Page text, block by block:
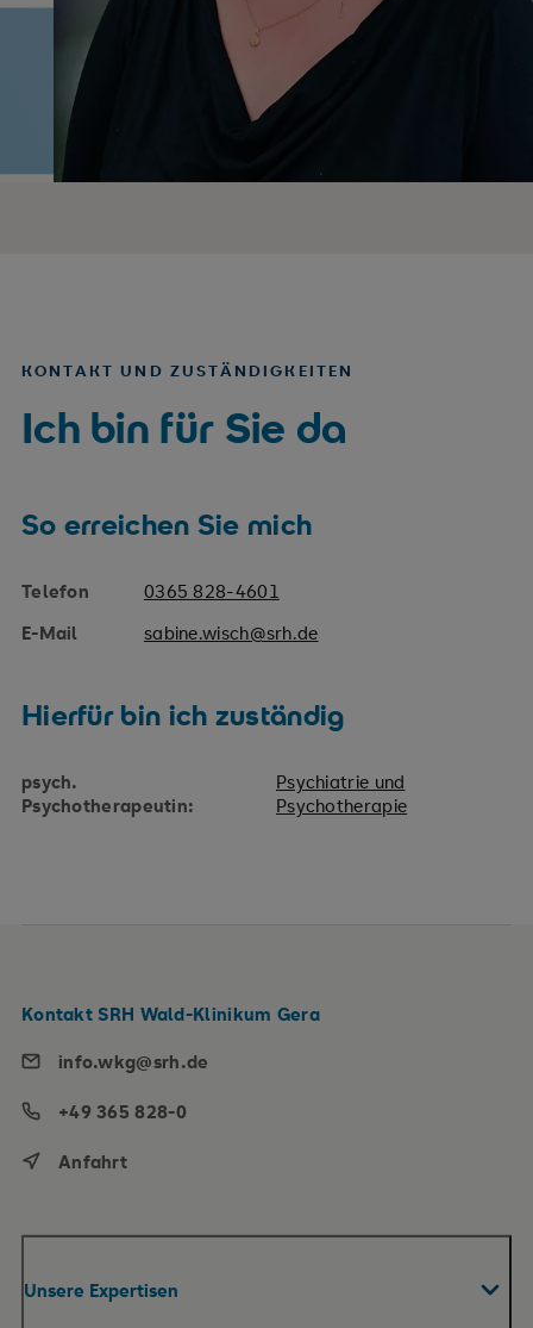
KONTAKT UND ZUSTÄNDIGKEITEN
Ich bin für Sie da
So erreichen Sie mich
Telefon
0365 828-4601
E-Mail
sabine.wisch@srh.de
Hierfür bin ich zuständig
psych.
Psychotherapeutin:
Psychiatrie und
Psychotherapie
Unsere Expertisen
Kontakt SRH Wald-Klinikum Gera
info.wkg@srh.de
+49 365 828-0
Anfahrt